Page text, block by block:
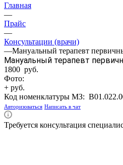
Главная
—
Прайс
—
Консультации (врачи)
—Мануальный терапевт
Мануальный терапевт
1800 руб.
Фото:
+ руб.
Код номенклатуры МЗ:
Авторизоваться Написать в чат
Требуется консультация